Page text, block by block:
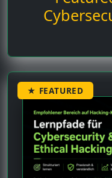
★ FEATURED